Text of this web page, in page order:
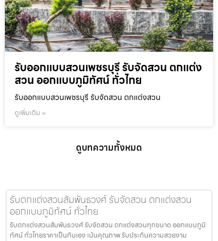
รับออกแบบสวนเพชรบุรี รับจัดสวน ตกแต่ง
สวน ออกแบบภูมิทัศน์ ทั่วไทย
รับออกแบบสวนเพชรบุรี รับจัดสวน ตกแต่งสวน
ดูเพิ่มเติม »
ดูบทความทั้งหมด
รับตกแต่งสวนสัมพันธวงศ์ รับจัดสวน ตกแต่งสวน
ออกแบบภูมิทัศน์ ทั่วไทย
รับตกแต่งสวนสัมพันธวงศ์ รับจัดสวน ตกแต่งสวนทุกขนาด ออกแบบภูมิ
ทัศน์ ทั่วไทยราคาเป็นกันเอง เน้นคุณภาพ รับประกันความสวยงาม